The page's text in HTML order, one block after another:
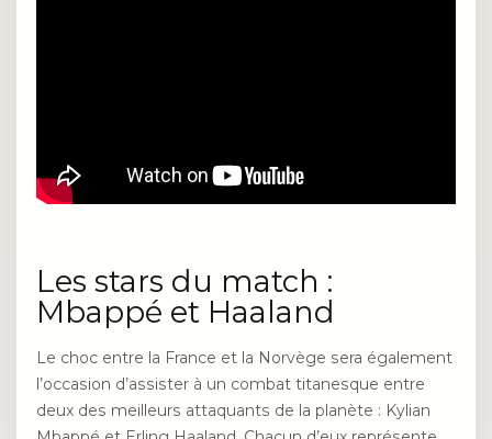
Les stars du match :
Mbappé et Haaland
Le choc entre la France et la Norvège sera également
l’occasion d’assister à un combat titanesque entre
deux des meilleurs attaquants de la planète : Kylian